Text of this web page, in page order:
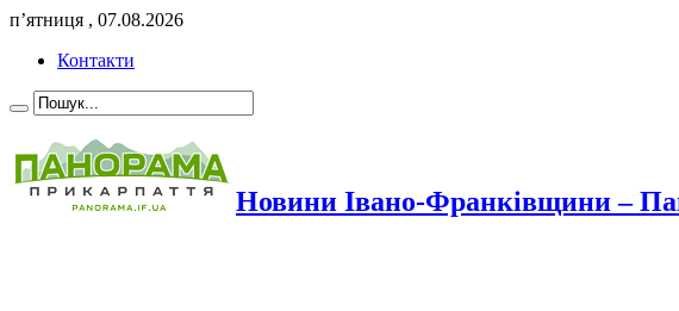
п’ятниця , 07.08.2026
Контакти
Новини Івано-Франківщини –